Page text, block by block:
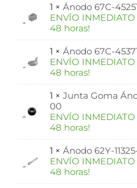
1 × Ánodo 67C-
ENVÍO
48 horas!
1 × Ánodo 67C-
ENVÍO
48 horas!
1 × Junta Goma
00
ENVÍO
48 horas!
1 × Ánodo 62Y-
ENVÍO
48 horas!